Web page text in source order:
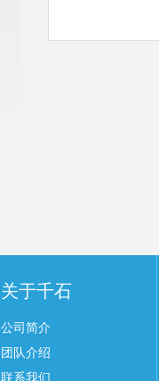
关于千石
公司简介
团队介绍
联系我们